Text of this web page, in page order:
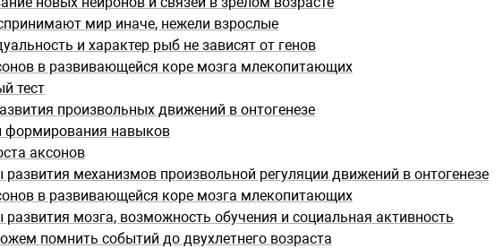
мир иначе, нежели взрослые
и характер рыб не зависят от генов
в развивающейся коре мозга млекопитающих
тест
произвольных движений в онтогенезе
формирования навыков
аксонов
развития механизмов произвольной регуляции движений в онтогенезе
в развивающейся коре мозга млекопитающих
развития мозга, возможность обучения и социальная активность
помнить событий до двухлетнего возраста